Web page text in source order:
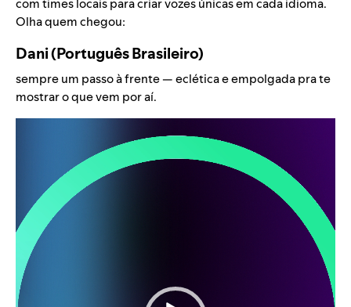
Olha quem chegou:
Dani (Português Brasileiro)
sempre um passo à frente — eclética e empolgada pra te
mostrar o que vem por aí.